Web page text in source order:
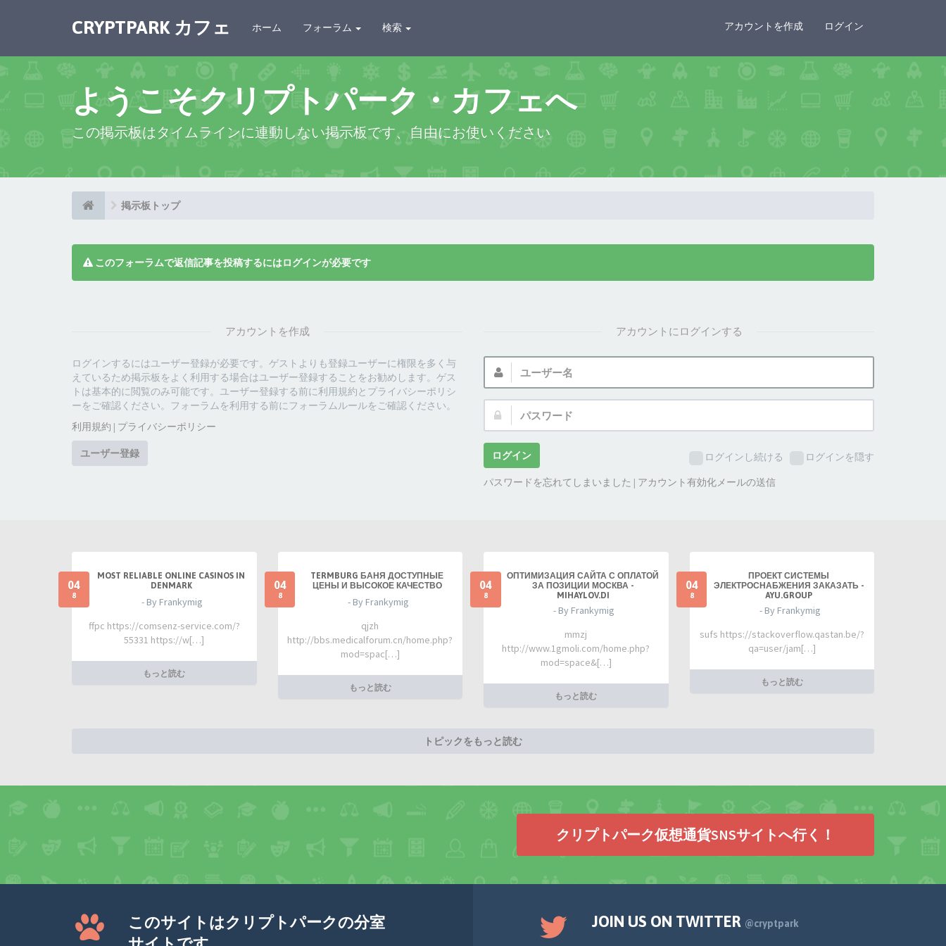
CRYPTPARK カフェ ホーム フォーラム 検索 アカウントを作成 ログイン
ようこそクリプトパーク・カフェへ
この掲示板はタイムラインに連動しない掲示板です、自由にお使いください
掲示板トップ
このフォーラムで返信記事を投稿するにはログインが必要です
アカウントを作成
ログインするにはユーザー登録が必要です。ゲストよりも登録ユーザーに権限を多く与
えているため掲示板をよく利用する場合はユーザー登録することをお勧めします。ゲス
トは基本的に閲覧のみ可能です。ユーザー登録する前に利用規約とプライバシーポリシ
ーをご確認ください。フォーラムを利用する前にフォーラムルールをご確認ください。
利用規約 | プライバシーポリシー
ユーザー登録
アカウントにログインする
ユ
ザ
ー
名:
ワ
ー
ド:
ログインし続ける ログインを隠す
ログイン
パスワードを忘れてしまいました | アカウント有効化メールの送信
04
8
MOST RELIABLE ONLINE CASINOS IN
DENMARK
- By Frankymig
ffpc https://comsenz-service.com/?
55331 https://w[…]
もっと読む
04
8
TERMBURG БАНЯ ДОСТУПНЫЕ
ЦЕНЫ И ВЫСОКОЕ КАЧЕСТВО
- By Frankymig
qjzh
http://bbs.medicalforum.cn/home.php?
mod=spac[…]
もっと読む
04
8
ОПТИМИЗАЦИЯ САЙТА С ОПЛАТОЙ
ЗА ПОЗИЦИИ МОСКВА -
MIHAYLOV.DI
- By Frankymig
mmzj
http://www.1gmoli.com/home.php?
mod=space&[…]
もっと読む
04
8
ПРОЕКТ СИСТЕМЫ
ЭЛЕКТРОСНАБЖЕНИЯ ЗАКАЗАТЬ -
AYU.GROUP
- By Frankymig
sufs https://stackoverflow.qastan.be/?
qa=user/jam[…]
もっと読む
トピックをもっと読む
クリプトパーク仮想通貨SNSサイトへ行く！
このサイトはクリプトパークの分室
JOIN US ON TWITTER @cryptpark